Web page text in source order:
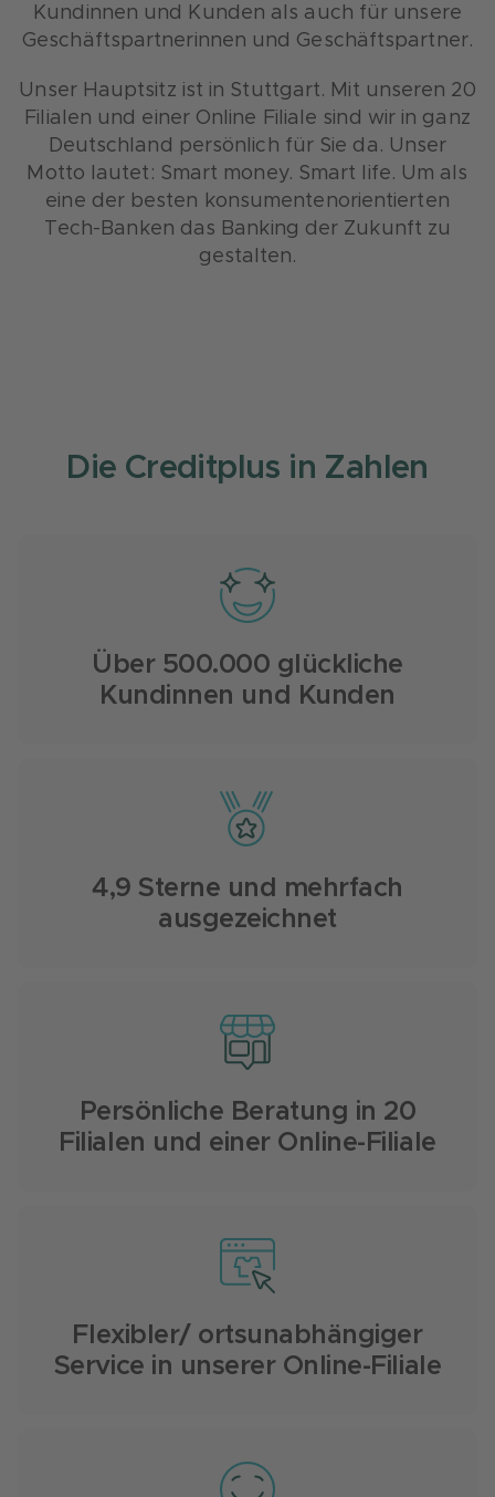
Kundinnen und Kunden als auch für unsere
Geschäftspartnerinnen und Geschäftspartner.
Unser Hauptsitz ist in Stuttgart. Mit unseren 20
Filialen und einer Online Filiale sind wir in ganz
Deutschland persönlich für Sie da. Unser
Motto lautet: Smart money. Smart life. Um als
eine der besten konsumentenorientierten
Tech-Banken das Banking der Zukunft zu
gestalten.
Die Creditplus in Zahlen
Über 500.000 glückliche
Kundinnen und Kunden
4,9 Sterne und mehrfach
ausgezeichnet
Persönliche Beratung in 20
Filialen und einer Online-Filiale
Flexibler/ ortsunabhängiger
Service in unserer Online-Filiale